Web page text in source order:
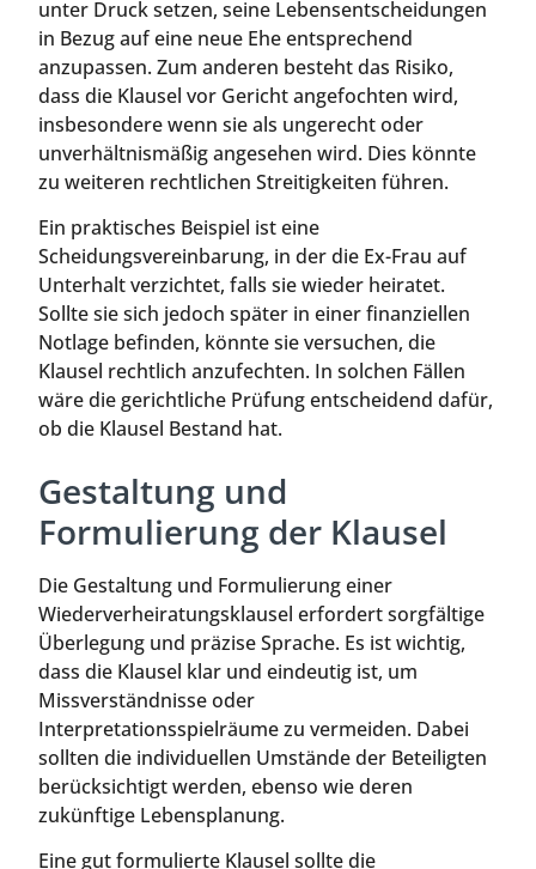
unter Druck setzen, seine Lebensentscheidungen
in Bezug auf eine neue Ehe entsprechend
anzupassen. Zum anderen besteht das Risiko,
dass die Klausel vor Gericht angefochten wird,
insbesondere wenn sie als ungerecht oder
unverhältnismäßig angesehen wird. Dies könnte
zu weiteren rechtlichen Streitigkeiten führen.
Ein praktisches Beispiel ist eine
Scheidungsvereinbarung, in der die Ex-Frau auf
Unterhalt verzichtet, falls sie wieder heiratet.
Sollte sie sich jedoch später in einer finanziellen
Notlage befinden, könnte sie versuchen, die
Klausel rechtlich anzufechten. In solchen Fällen
wäre die gerichtliche Prüfung entscheidend dafür,
ob die Klausel Bestand hat.
Gestaltung und
Formulierung der Klausel
Die Gestaltung und Formulierung einer
Wiederverheiratungsklausel erfordert sorgfältige
Überlegung und präzise Sprache. Es ist wichtig,
dass die Klausel klar und eindeutig ist, um
Missverständnisse oder
Interpretationsspielräume zu vermeiden. Dabei
sollten die individuellen Umstände der Beteiligten
berücksichtigt werden, ebenso wie deren
zukünftige Lebensplanung.
Eine gut formulierte Klausel sollte die